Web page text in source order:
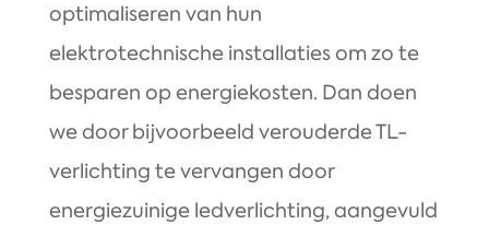
optimaliseren van hun
elektrotechnische installaties om zo te
besparen op energiekosten. Dan doen
we door bijvoorbeeld verouderde TL-
verlichting te vervangen door
energiezuinige ledverlichting, aangevuld